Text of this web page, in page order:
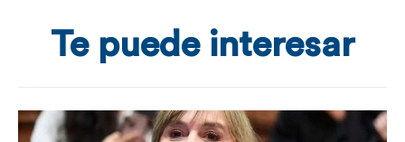
Te puede interesar